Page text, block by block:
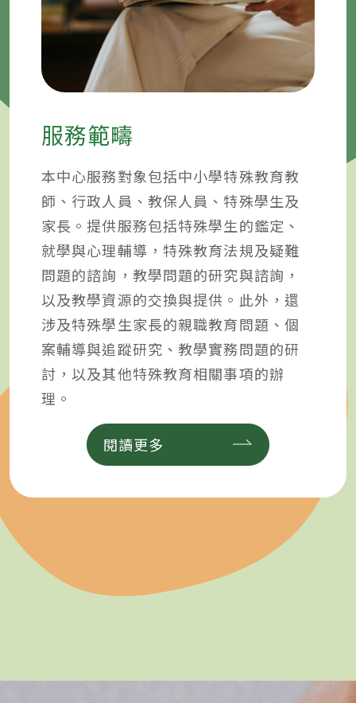
服務範疇
本中心服務對象包括中小學特殊教育教
師、行政人員、教保人員、特殊學生及
家長。提供服務包括特殊學生的鑑定、
就學與心理輔導，特殊教育法規及疑難
問題的諮詢，教學問題的研究與諮詢，
以及教學資源的交換與提供。此外，還
涉及特殊學生家長的親職教育問題、個
案輔導與追蹤研究、教學實務問題的研
討，以及其他特殊教育相關事項的辦
理。
閱讀更多